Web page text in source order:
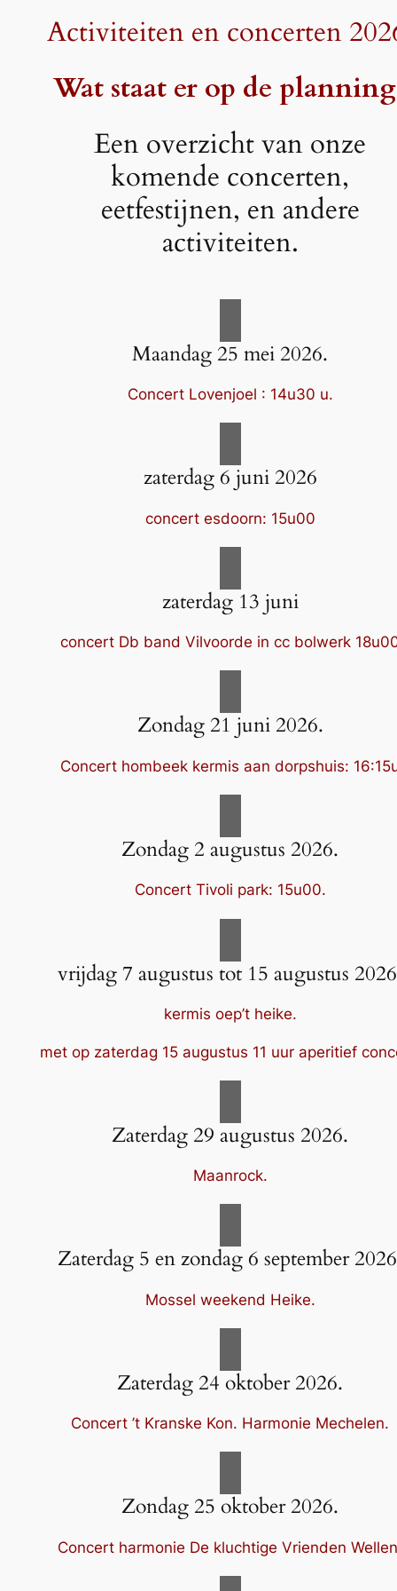
Activiteiten en concerten
Wat staat er op de
Een overzicht van onze
komende concerten,
eetfestijnen, en andere
activiteiten.
Maandag 25 mei 2026.
Concert Lovenjoel : 14u30 u.
zaterdag 6 juni 2026
concert esdoorn: 15u00
zaterdag 13 juni
concert Db band Vilvoorde in cc bolwerk
Zondag 21 juni 2026.
Concert hombeek kermis aan dorpshuis:
Zondag 2 augustus 2026.
Concert Tivoli park: 15u00.
vrijdag 7 augustus tot 15 augustus
kermis oep’t heike.
met op zaterdag 15 augustus 11 uur aperitief
Zaterdag 29 augustus 2026.
Maanrock.
Zaterdag 5 en zondag 6 september
Mossel weekend Heike.
Zaterdag 24 oktober 2026.
Concert ’t Kranske Kon. Harmonie Mechelen.
Zondag 25 oktober 2026.
Concert harmonie De kluchtige Vrienden